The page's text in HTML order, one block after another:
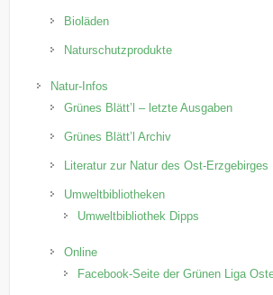
Bioläden
Naturschutzprodukte
Natur-Infos
Grünes Blätt’l – letzte Ausgaben
Grünes Blätt’l Archiv
Literatur zur Natur des Ost-Erzgebirges
Umweltbibliotheken
Umweltbibliothek Dipps
Online
Facebook-Seite der Grünen Liga